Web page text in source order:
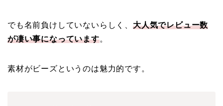
でも名前負けしていないらしく、 大人気でレビュー数
が凄い事になっています。
素材がビーズというのは魅力的です。